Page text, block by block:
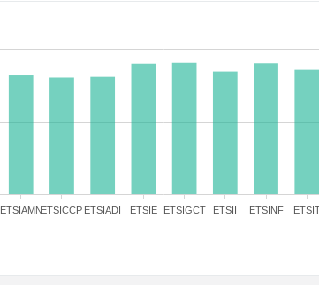
ETSIAMNETSICCP ETSIADI ETSIE ETSIGCT ETSII ETSINF